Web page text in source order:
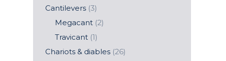
Cantilevers (3)
Megacant (2)
Travicant (1)
Chariots & diables (26)